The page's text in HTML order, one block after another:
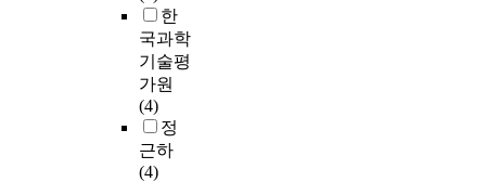
한
국과학
기술평
가원
(4)
정
근하
(4)